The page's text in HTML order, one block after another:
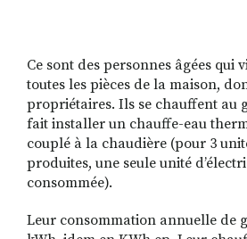
Ce sont des personnes âgées qui
toutes les pièces de la maison,
propriétaires. Ils se chauffent au
fait installer un chauffe-eau
couplé à la chaudière (pour 3
produites, une seule unité
consommée).
Leur consommation annuelle de